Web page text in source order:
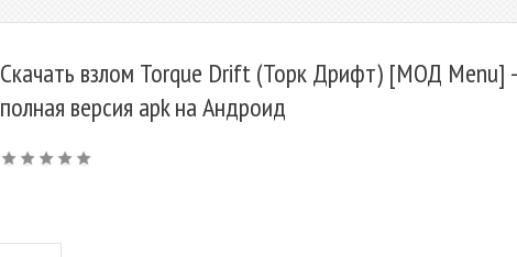
Скачать взлом Torque Drift (Торк Дрифт) [МОД Menu] -
полная версия apk на Андроид